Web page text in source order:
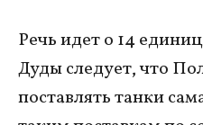
Речь идет о 14
Дуды следует, что
поставлять танки